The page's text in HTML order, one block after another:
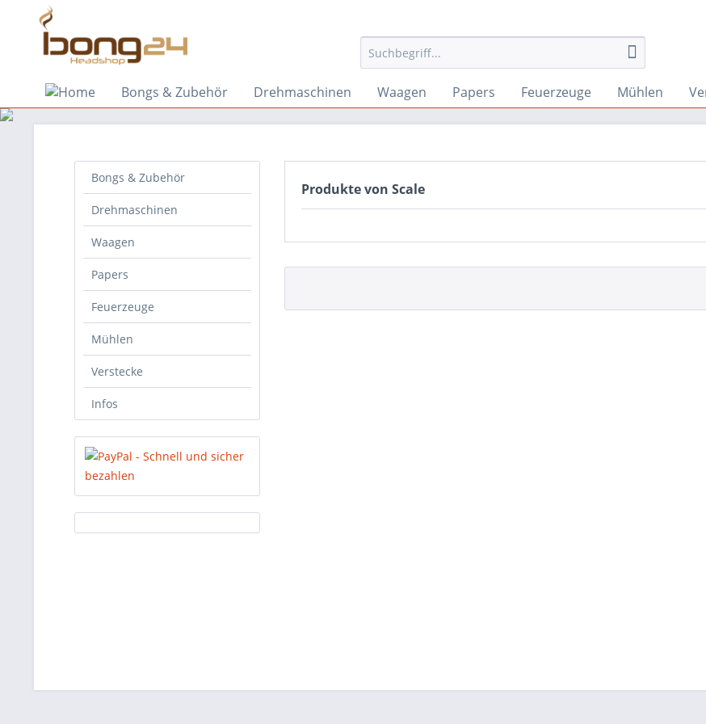
Bongs & Zubehör Drehmaschinen Waagen Papers Feuerzeuge Mühlen
Bongs & Zubehör
Drehmaschinen
Waagen
Papers
Feuerzeuge
Mühlen
Verstecke
Infos
Produkte von Scale